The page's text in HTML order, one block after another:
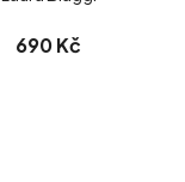
690 Kč